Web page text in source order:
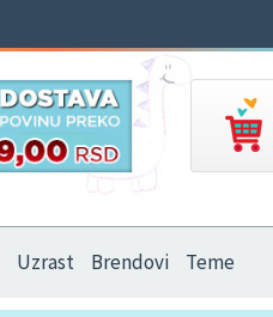
Uzrast Brendovi Teme